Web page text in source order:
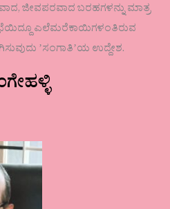
ಜೀವಪರವಾದ ಬರಹಗಳನ್ನು ಮಾತ್ರ
ಎಲೆಮರೆಕಾಯಿಗಳಂತಿರುವ
ʼಸಂಗಾತಿʼಯ ಉದ್ದೇಶ.